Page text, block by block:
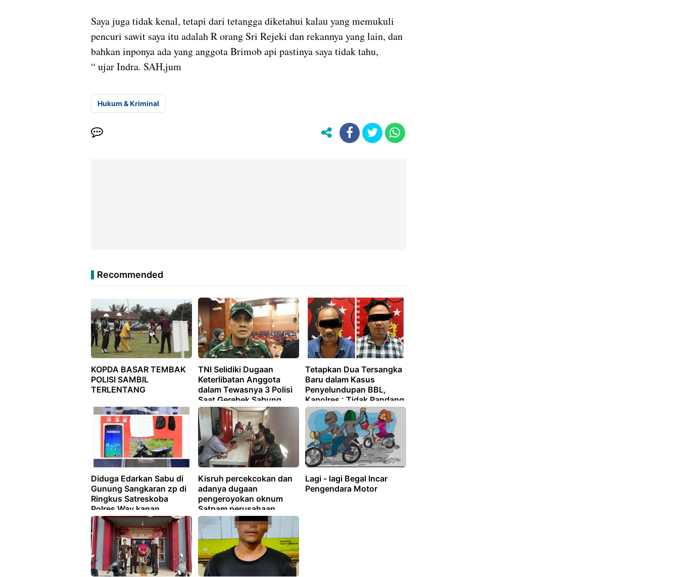
Saya juga tidak kenal, tetapi dari tetangga diketahui kalau yang memukuli
pencuri sawit saya itu adalah R orang Sri Rejeki dan rekannya yang lain, dan
bahkan inponya ada yang anggota Brimob api pastinya saya tidak tahu,
“ ujar Indra. SAH,jum
Hukum & Kriminal
Recommended
KOPDA BASAR TEMBAK
POLISI SAMBIL
TERLENTANG
TNI Selidiki Dugaan
Keterlibatan Anggota
dalam Tewasnya 3 Polisi
Saat Gerebek Sabung
Ayam di Lampung
Tetapkan Dua Tersangka
Baru dalam Kasus
Penyelundupan BBL,
Kapolres : Tidak Pandang
Bulu
Diduga Edarkan Sabu di
Gunung Sangkaran zp di
Ringkus Satreskoba
Polres Way kanan
Kisruh percekcokan dan
adanya dugaan
pengeroyokan oknum
Satpam perusahaan
Lagi - lagi Begal Incar
Pengendara Motor